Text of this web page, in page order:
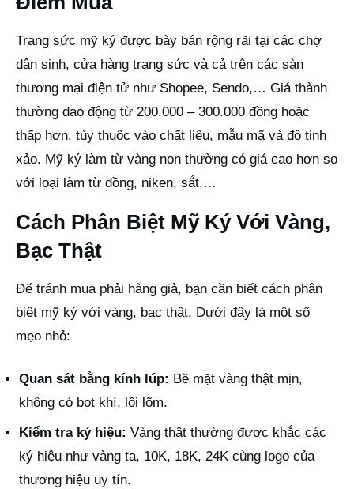
Trang sức mỹ ký được bày bán rộng rãi tại các chợ
dân sinh, cửa hàng trang sức và cả trên các sàn
thương mại điện tử như Shopee, Sendo,… Giá thành
thường dao động từ 200.000 – 300.000 đồng hoặc
thấp hơn, tùy thuộc vào chất liệu, mẫu mã và độ tinh
xảo. Mỹ ký làm từ vàng non thường có giá cao hơn so
với loại làm từ đồng, niken, sắt,…
Cách Phân Biệt Mỹ Ký Với Vàng,
Bạc Thật
Để tránh mua phải hàng giả, bạn cần biết cách phân
biệt mỹ ký với vàng, bạc thật. Dưới đây là một số
mẹo nhỏ:
Quan sát bằng kính lúp: Bề mặt vàng thật mịn,
không có bọt khí, lồi lõm.
Kiểm tra ký hiệu: Vàng thật thường được khắc các
ký hiệu như vàng ta, 10K, 18K, 24K cùng logo của
thương hiệu uy tín.